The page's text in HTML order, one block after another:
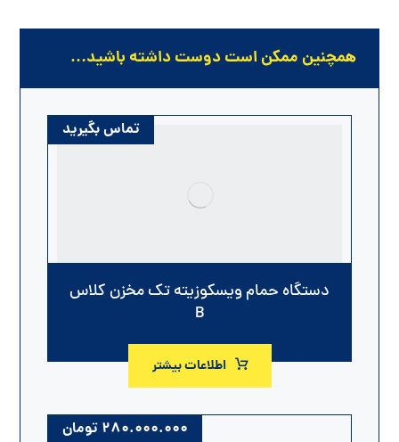
همچنین ممکن است دوست داشته باشید…
دستگاه حمام ویسکوزیته تک مخزن کلاس
B
تماس بگیرید
اطلاعات بیشتر
۲۸۰.۰۰۰.۰۰۰ تومان